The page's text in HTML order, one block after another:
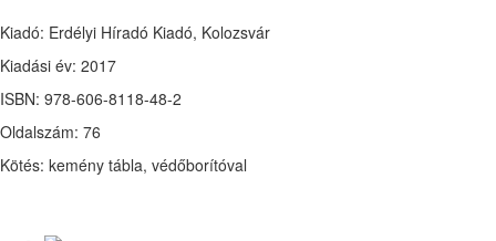
Kiadó: Erdélyi Híradó Kiadó, Kolozsvár
Kiadási év: 2017
ISBN: 978-606-8118-48-2
Oldalszám: 76
Kötés: kemény tábla, védőborítóval